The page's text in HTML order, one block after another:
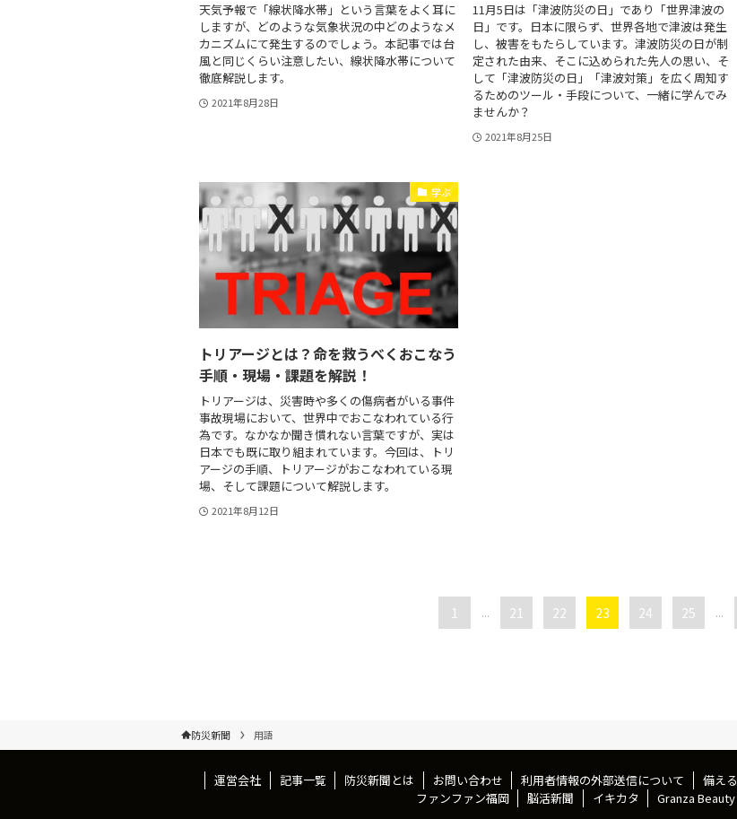
天気予報で「線状降水帯」という言葉をよく耳に
しますが、どのような気象状況の中どのようなメ
カニズムにて発生するのでしょう。本記事では台
風と同じくらい注意したい、線状降水帯について
徹底解説します。
2021年8月28日
11月5日は「津波防災の日」であり「世界津波の
日」です。日本に限らず、世界各地で津波は発生
し、被害をもたらしています。津波防災の日が制
定された由来、そこに込められた先人の思い、そ
して「津波防災の日」「津波対策」を広く周知す
るためのツール・手段について、一緒に学んでみ
ませんか？
2021年8月25日
学ぶ
トリアージとは？命を救うべくおこなう
手順・現場・課題を解説！
トリアージは、災害時や多くの傷病者がいる事件
事故現場において、世界中でおこなわれている行
為です。なかなか聞き慣れない言葉ですが、実は
日本でも既に取り組まれています。今回は、トリ
アージの手順、トリアージがおこなわれている現
場、そして課題について解説します。
2021年8月12日
1 ... 21 22 23 24 25 ...
防災新聞 用語
運営会社 記事一覧 防災新聞とは お問い合わせ 利用者情報の外部送信について 備える
ファンファン福岡
脳活新聞 イキカタ Granza Beauty